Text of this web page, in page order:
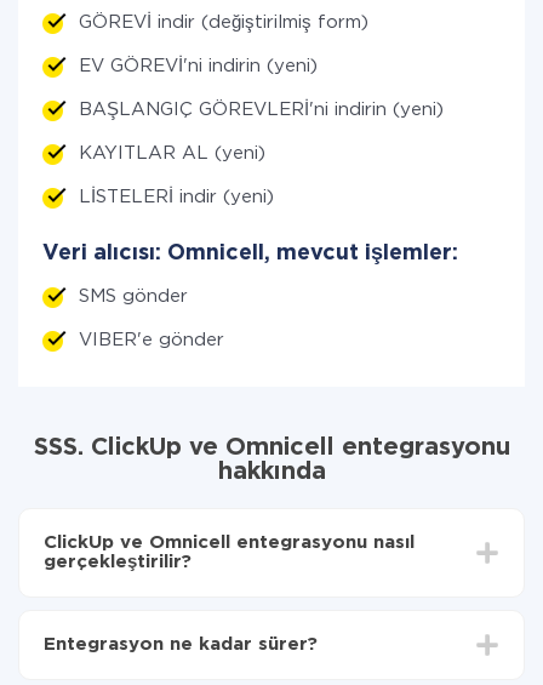
GÖREVİ indir (değiştirilmiş form)
EV GÖREVİ'ni indirin (yeni)
BAŞLANGIÇ GÖREVLERİ'ni indirin (yeni)
KAYITLAR AL (yeni)
LİSTELERİ indir (yeni)
Veri alıcısı: Omnicell, mevcut işlemler:
SMS gönder
VIBER'e gönder
SSS. ClickUp ve Omnicell entegrasyonu
hakkında
ClickUp ve Omnicell entegrasyonu nasıl
gerçekleştirilir?
seçin
Entegrasyon ne kadar sürer?